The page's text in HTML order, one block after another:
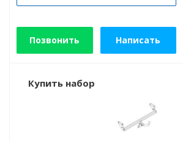
Позвонить Написать
Купить набор